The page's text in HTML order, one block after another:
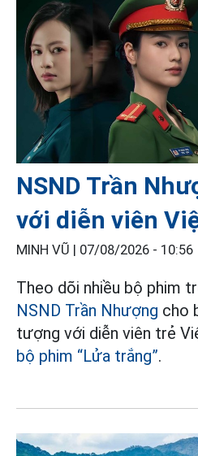
NSND Trần
với diễn viên
MINH VŨ | 07/08/2026 - 10:56
Theo dõi nhiều bộ phim
NSND Trần Nhượng cho
tượng với diễn viên trẻ
bộ phim “Lửa trắng”.